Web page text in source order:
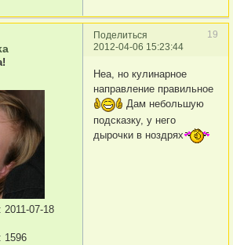
Поделиться
19
2012-04-06 15:23:44
2011-07-18
1596
Неа, но кулинарное
направление правильное
Дам небольшую
подсказку, у него
дырочки в ноздрях